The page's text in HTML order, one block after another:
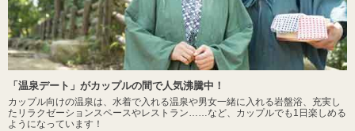
「温泉デート」がカップルの間で人気沸騰中！
カップル向けの温泉は、水着で入れる温泉や男女一緒に入れる岩盤浴、充実し
たリラクゼーションスペースやレストラン……など、カップルでも1日楽しめる
ようになっています！